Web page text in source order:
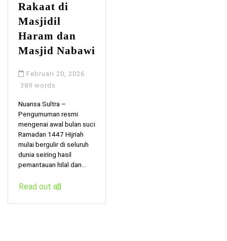
Rakaat di
Masjidil
Haram dan
Masjid Nabawi
Februari 20, 2026
389 words
Nuansa Sultra –
Pengumuman resmi
mengenai awal bulan suci
Ramadan 1447 Hijriah
mulai bergulir di seluruh
dunia seiring hasil
pemantauan hilal dan...
Read out all